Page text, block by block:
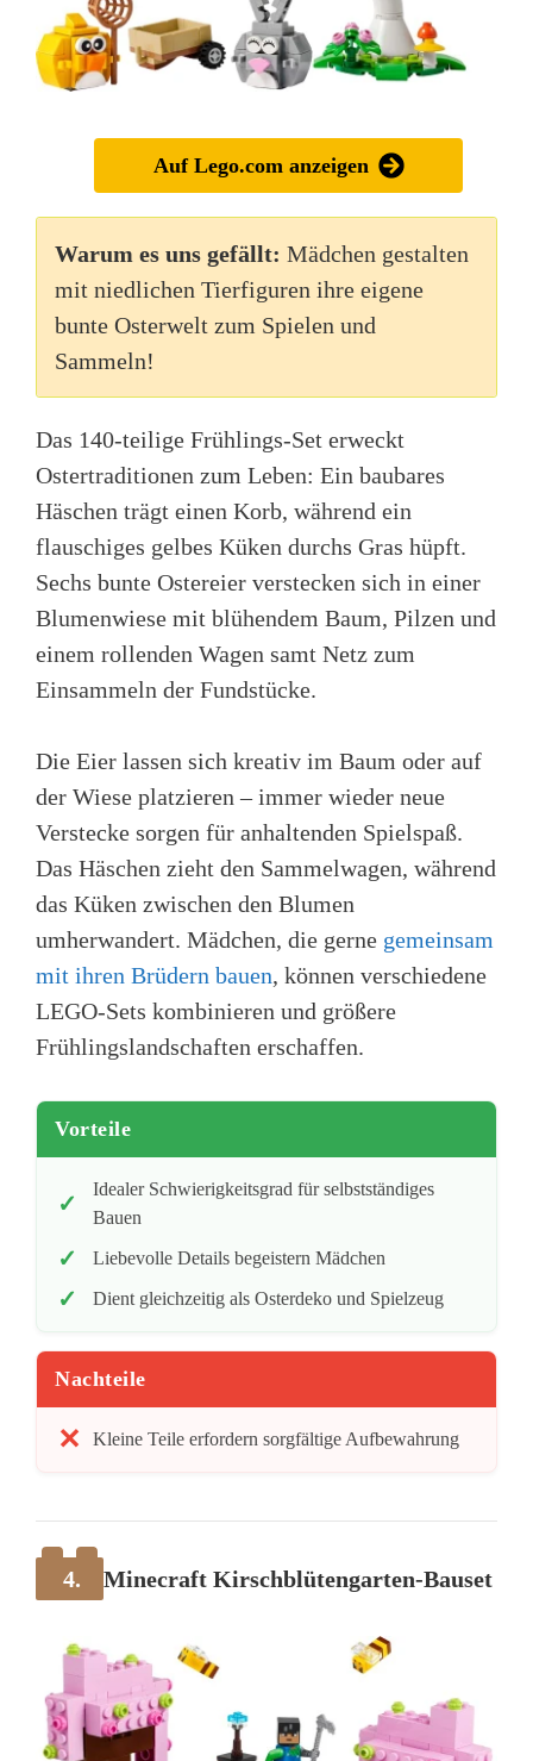
Auf Lego.com anzeigen
Warum es uns gefällt: Mädchen gestalten
mit niedlichen Tierfiguren ihre eigene
bunte Osterwelt zum Spielen und
Sammeln!
Das 140-teilige Frühlings-Set erweckt
Ostertraditionen zum Leben: Ein baubares
Häschen trägt einen Korb, während ein
flauschiges gelbes Küken durchs Gras hüpft.
Sechs bunte Ostereier verstecken sich in einer
Blumenwiese mit blühendem Baum, Pilzen und
einem rollenden Wagen samt Netz zum
Einsammeln der Fundstücke.
Die Eier lassen sich kreativ im Baum oder auf
der Wiese platzieren – immer wieder neue
Verstecke sorgen für anhaltenden Spielspaß.
Das Häschen zieht den Sammelwagen, während
das Küken zwischen den Blumen
umherwandert. Mädchen, die gerne gemeinsam
mit ihren Brüdern bauen, können verschiedene
LEGO-Sets kombinieren und größere
Frühlingslandschaften erschaffen.
Vorteile
Idealer Schwierigkeitsgrad für selbstständiges
Bauen
Liebevolle Details begeistern Mädchen
Dient gleichzeitig als Osterdeko und Spielzeug
Nachteile
Kleine Teile erfordern sorgfältige Aufbewahrung
4. Minecraft Kirschblütengarten-Bauset